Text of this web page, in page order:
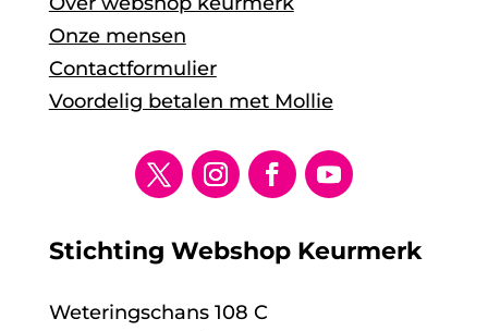
Onze mensen
Contactformulier
Voordelig betalen met Mollie
Stichting Webshop Keurmerk
Weteringschans 108 C